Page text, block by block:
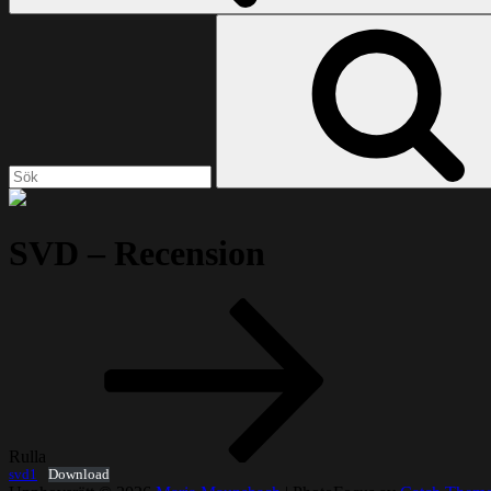
SVD – Recension
Rulla
svd1 Download